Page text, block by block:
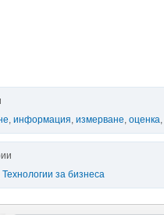
, информация, измерване, оценка,
Технологии за бизнеса